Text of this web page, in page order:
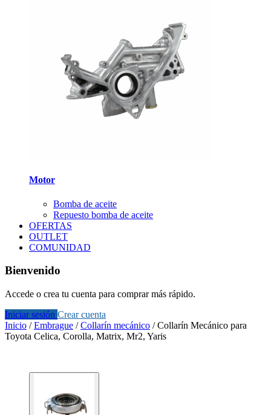
Motor
Bomba de aceite
Repuesto bomba de aceite
OFERTAS
OUTLET
COMUNIDAD
Bienvenido
Accede o crea tu cuenta para comprar más rápido.
Iniciar sesión Crear cuenta
Inicio /Embrague /Collarín mecánico /Collarín Mecánico para
Toyota Celica, Corolla, Matrix, Mr2, Yaris